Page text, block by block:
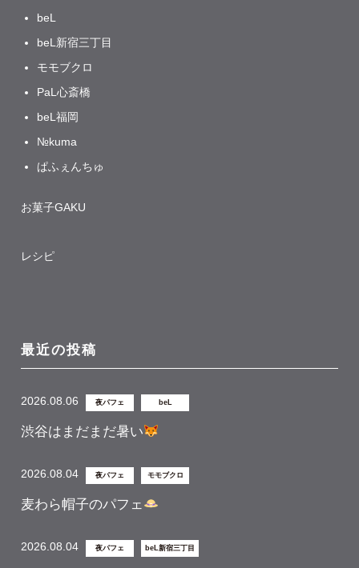
beL
beL新宿三丁目
モモブクロ
PaL心斎橋
beL福岡
№kuma
ぱふぇんちゅ
お菓子GAKU
レシピ
最近の投稿
2026.08.06 夜パフェ beL
渋谷はまだまだ暑い
2026.08.04 夜パフェ モモブクロ
麦わら帽子のパフェ
2026.08.04 夜パフェ beL新宿三丁目